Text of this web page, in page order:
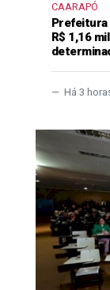
CAARAPÓ
Prefeitura
R$ 1,16
Há 3